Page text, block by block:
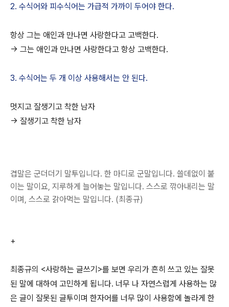
2. 수식어와 피수식어는 가급적 가까이 두어야 한다.
항상 그는 애인과 만나면 사랑한다고 고백한다.
-> 그는 애인과 만나면 사랑한다고 항상 고백한다.
3. 수식어는 두 개 이상 사용해서는 안 된다.
멋지고 잘생기고 착한 남자
-> 잘생기고 착한 남자
겹말은 군더더기 말투입니다. 한 마디로 군말입니다. 쓸데없이 붙
이는 말이요, 지루하게 늘어놓는 말입니다. 스스로 깎아내리는 말
이며, 스스로 갉아먹는 말입니다. (최종규)
+
최종규의 <사랑하는 글쓰기>를 보면 우리가 흔히 쓰고 있는 잘못
된 말에 대하여 고민하게 됩니다. 너무 나 자연스럽게 사용하는 많
은 글이 잘못된 글투이며 한자어를 너무 많이 사용함에 놀라게 한